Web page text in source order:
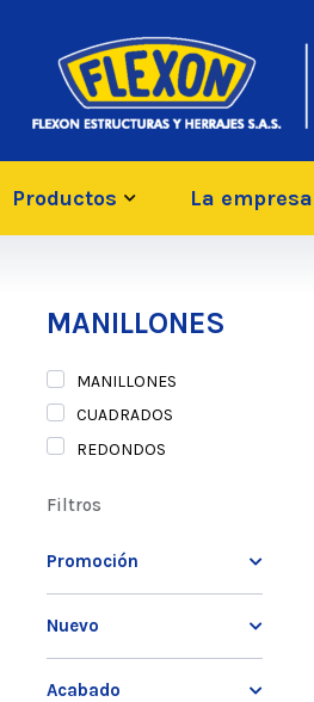
Productos La empresa
MANILLONES
MANILLONES
CUADRADOS
REDONDOS
Filtros
Promoción
Nuevo
Acabado